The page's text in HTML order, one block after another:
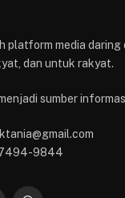
platform media
dan untuk rakyat.
sumber
9844